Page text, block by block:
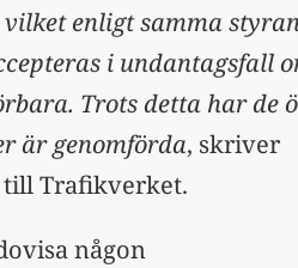
enligt samma
i undantagsfall
Trots detta har de
är genomförda, skriver
till Trafikverket.
någon